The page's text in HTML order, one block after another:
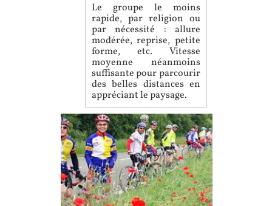
Le groupe le moins
rapide, par religion ou
par nécessité : allure
modérée, reprise, petite
forme, etc. Vitesse
moyenne néanmoins
suffisante pour parcourir
des belles distances en
appréciant le paysage.